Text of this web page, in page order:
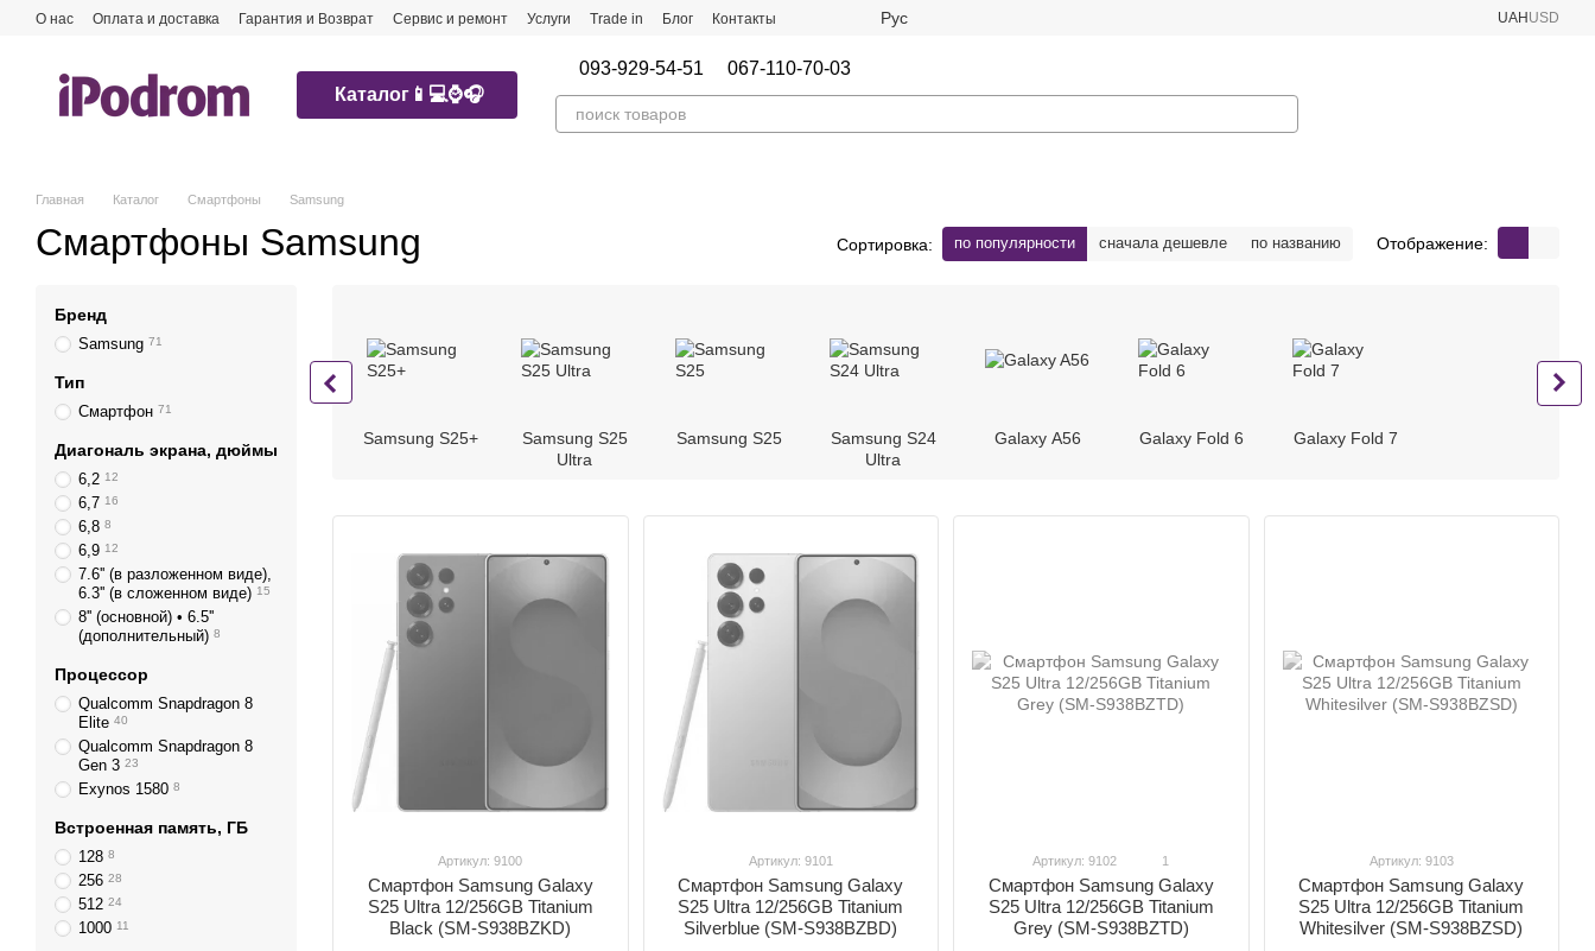
Перейти к основному контенту
О нас Оплата и доставка Гарантия и Возврат Сервис и ремонт Услуги Trade in Блог Контакты Рус UAH USD
Каталог📱💻⌚️🎧
093-929-54-51 067-110-70-03
Главная Каталог Смартфоны Samsung
Смартфоны Samsung Сортировка: по популярности сначала дешевле по названию Отображение:
Samsung S25+
Samsung S25
Ultra
Samsung S25
Samsung S24
Ultra
Galaxy A56 Galaxy Fold 6 Galaxy Fold 7
Артикул: 9100
Смартфон Samsung Galaxy
S25 Ultra 12/256GB Titanium
Black (SM-S938BZKD)
Артикул: 9101
Смартфон Samsung Galaxy
S25 Ultra 12/256GB Titanium
Silverblue (SM-S938BZBD)
Артикул: 9102 1
Смартфон Samsung Galaxy
S25 Ultra 12/256GB Titanium
Grey (SM-S938BZTD)
Артикул: 9103
Смартфон Samsung Galaxy
S25 Ultra 12/256GB Titanium
Whitesilver (SM-S938BZSD)
Бренд
Samsung 71
Тип
Смартфон 71
Диагональ экрана, дюймы
6,2 12
6,7 16
6,8 8
6,9 12
7.6'' (в разложенном виде),
6.3'' (в сложенном виде) 15
8'' (основной) • 6.5''
(дополнительный) 8
Процессор
Qualcomm Snapdragon 8
Elite 40
Qualcomm Snapdragon 8
Gen 3 23
Exynos 1580 8
Встроенная память, ГБ
128 8
256 28
512 24
1000 11